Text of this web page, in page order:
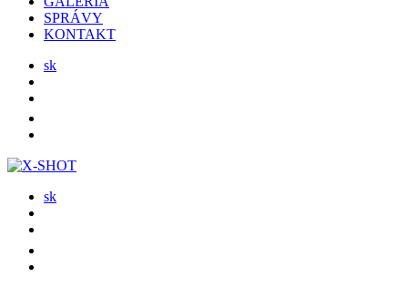
SPRÁVY
KONTAKT
sk
sk